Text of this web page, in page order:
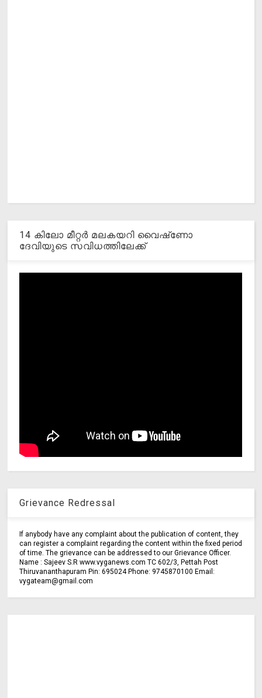
14 കിലോ മീറ്റര്‍ മലകയറി വൈഷ്‌ണോ
ദേവിയുടെ സവിധത്തിലേക്ക്
Grievance Redressal
If anybody have any complaint about the publication of content, they
can register a complaint regarding the content within the fixed period
of time. The grievance can be addressed to our Grievance Officer.
Name : Sajeev S.R www.vyganews.com TC 602/3, Pettah Post
Thiruvananthapuram Pin: 695024 Phone: 9745870100 Email:
vygateam@gmail.com